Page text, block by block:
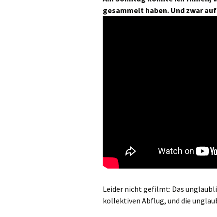
gesammelt haben. Und zwar
Leider nicht gefilmt: Das
kollektiven Abflug, und die